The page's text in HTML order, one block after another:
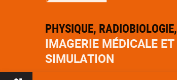
PHYSIQUE, RADIOBIOLOGIE,
IMAGERIE MÉDICALE ET
SIMULATION